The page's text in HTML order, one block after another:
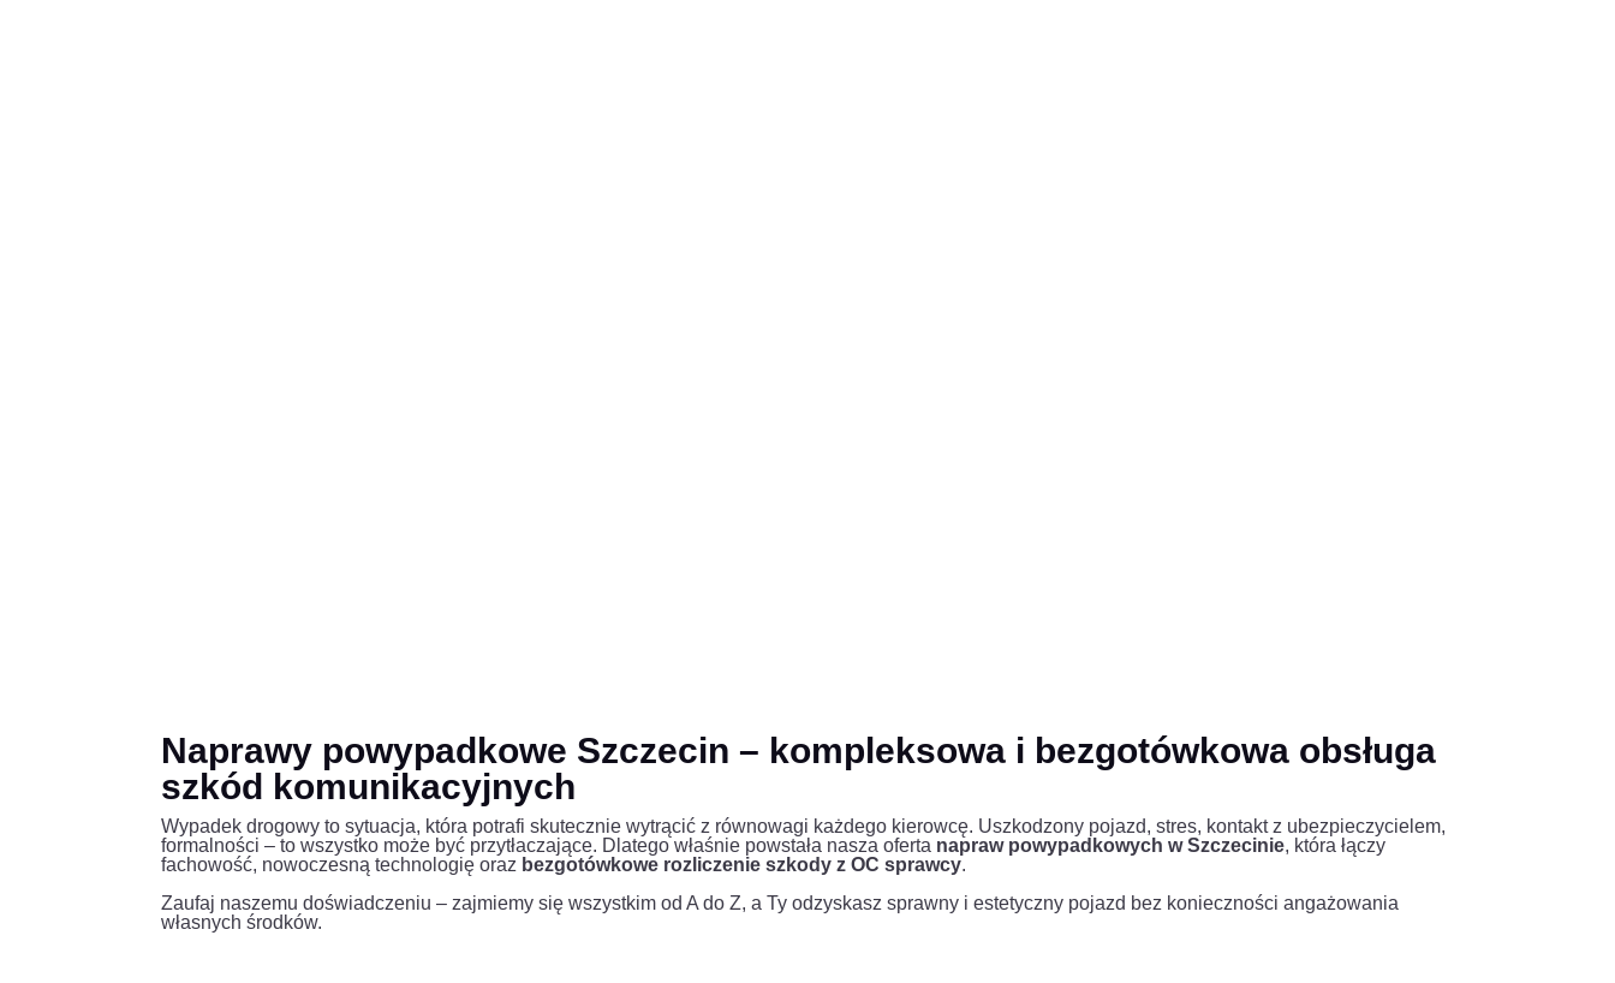
Naprawy powypadkowe Szczecin – kompleksowa i bezgotówkowa obsługa
szkód komunikacyjnych
Wypadek drogowy to sytuacja, która potrafi skutecznie wytrącić z równowagi każdego kierowcę. Uszkodzony pojazd, stres, kontakt z ubezpieczycielem,
formalności – to wszystko może być przytłaczające. Dlatego właśnie powstała nasza oferta napraw powypadkowych w Szczecinie, która łączy
fachowość, nowoczesną technologię oraz bezgotówkowe rozliczenie szkody z OC sprawcy.
Zaufaj naszemu doświadczeniu – zajmiemy się wszystkim od A do Z, a Ty odzyskasz sprawny i estetyczny pojazd bez konieczności angażowania
własnych środków.